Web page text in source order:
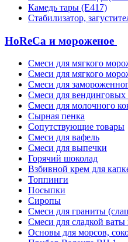
Камедь тары (Е417)
Стабилизатор,
HoReCa и мороженое
Смеси для мягкого
Смеси для мягкого
Смеси для
Смеси для вендинговых
Смеси для молочного
Сырная пенка
Сопутствующие товары
Смеси для вафель
Смеси для выпечки
Горячий шоколад
Взбивной крем для
Топпинги
Посыпки
Сиропы
Смеси для граниты
Смеси для сладкой ваты
Основы для морсов,